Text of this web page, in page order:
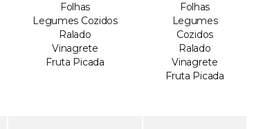
Folhas
Legumes Cozidos
Ralado
Vinagrete
Fruta Picada
Folhas
Legumes
Cozidos
Ralado
Vinagrete
Fruta Picada